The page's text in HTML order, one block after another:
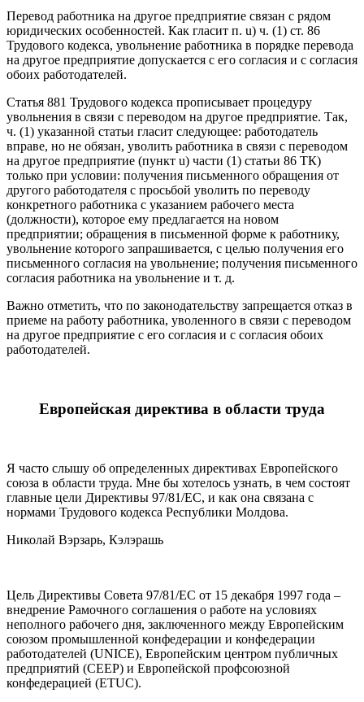
Перевод работника на другое предприятие связан с рядом
юри­дических особенностей. Как гласит п. u) ч. (1) ст. 86
Трудового кодек­са, увольнение работника в порядке перевода
на другое предпри­ятие допускается с его согласия и с согласия
обоих работодателей.
Статья 881 Трудового кодекса прописывает процедуру
увольнения в связи с переводом на другое предприятие. Так,
ч. (1) указанной ста­тьи гласит следующее: работодатель
вправе, но не обязан, уволить работника в связи с переводом
на другое предприятие (пункт u) час­ти (1) статьи 86 ТК)
только при условии: получения письменного об­ращения от
другого работодателя с просьбой уволить по переводу
конкретного работника с указанием рабочего места
(должности), ко­торое ему предлагается на новом
предприятии; обращения в пись­менной форме к работнику,
увольнение которого запрашивается, с целью получения его
письменного согласия на увольнение; получе­ния письменного
согласия работника на увольнение и т. д.
Важно отметить, что по законодательству запрещается отказ в
приеме на работу работника, уволенного в связи с переводом
на другое предприятие с его согласия и с согласия обоих
работодателей.
Европейская директива в области труда
Я часто слышу об определенных директивах Европейского
союза в области труда. Мне бы хотелось узнать, в чем со­стоят
главные цели Директивы 97/81/ЕС, и как она связана с
нормами Трудового кодекса Республики Молдова.
Николай Вэрзарь, Кэлэрашь
Цель Директивы Совета 97/81/ЕС от 15 декабря 1997 года –
внед­рение Рамочного соглашения о работе на условиях
неполного ра­бочего дня, заключенного между Европейским
союзом промыш­ленной конфедерации и конфедерации
работодателей (UNICE), Ев­ропейским центром публичных
предприятий (CEEP) и Европейской профсоюзной
конфедерацией (ETUC).